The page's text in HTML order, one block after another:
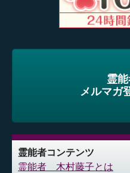
霊
メルマガ
霊能者コンテンツ
霊能者 木村藤子とは